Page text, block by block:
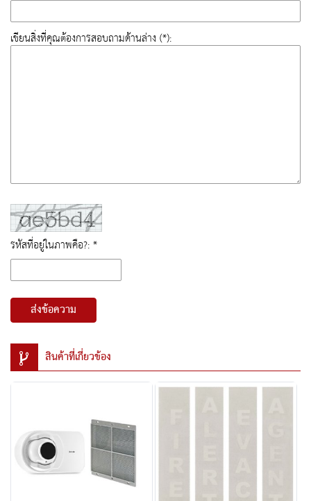
เขียนสิ่งที่คุณต้องการสอบถามด้านล่าง (*):
รหัสที่อยู่ในภาพคือ?: *
ส่งข้อความ
สินค้าที่เกี่ยวข้อง